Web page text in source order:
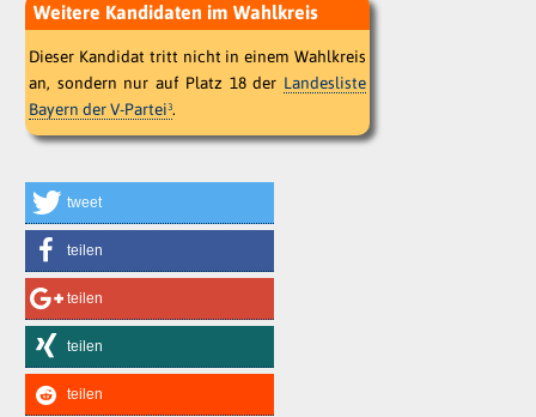
Weitere Kandidaten im Wahlkreis
Dieser Kandidat tritt nicht in einem Wahlkreis
an, sondern nur auf Platz 18 der Landesliste
Bayern der V-Partei³.
tweet
teilen
teilen
teilen
teilen